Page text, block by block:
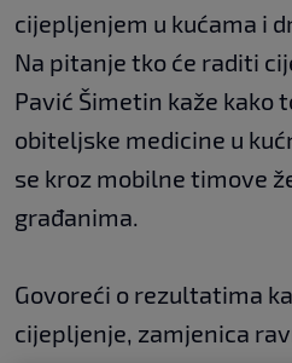
cijepljenjem u kućama i
Na pitanje tko će raditi
Pavić Šimetin kaže kako
obiteljske medicine u
se kroz mobilne timove
građanima.
Govoreći o rezultatima
cijepljenje, zamjenica